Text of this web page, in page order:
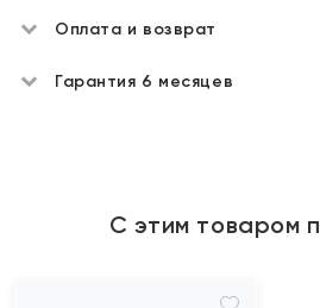
Оплата и возврат
Гарантия 6 месяцев
С этим товаром